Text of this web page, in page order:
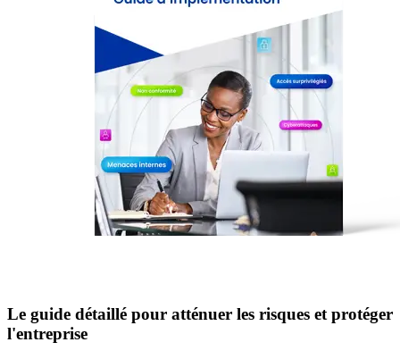
Le guide détaillé pour atténuer les risques et protéger
l'entreprise